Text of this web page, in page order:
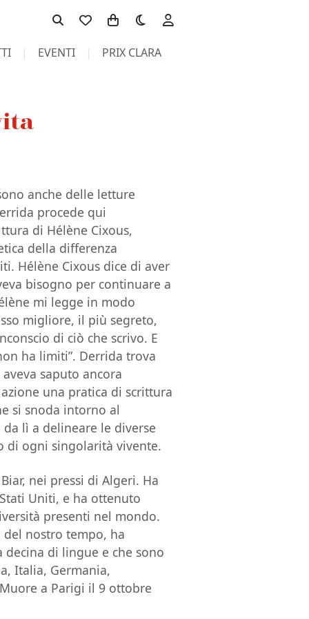
Toggle theme
EVENTI PRIX CLARA
anche delle letture
procede qui
di Hélène Cixous,
della differenza
Hélène Cixous dice di aver
bisogno per continuare a
mi legge in modo
migliore, il più segreto,
di ciò che scrivo. E
ha limiti”. Derrida trova
saputo ancora
una pratica di scrittura
si snoda intorno al
lì a delineare le diverse
di ogni singolarità vivente.
nei pressi di Algeri. Ha
Uniti, e ha ottenuto
presenti nel mondo.
nostro tempo, ha
di lingue e che sono
Italia, Germania,
a Parigi il 9 ottobre